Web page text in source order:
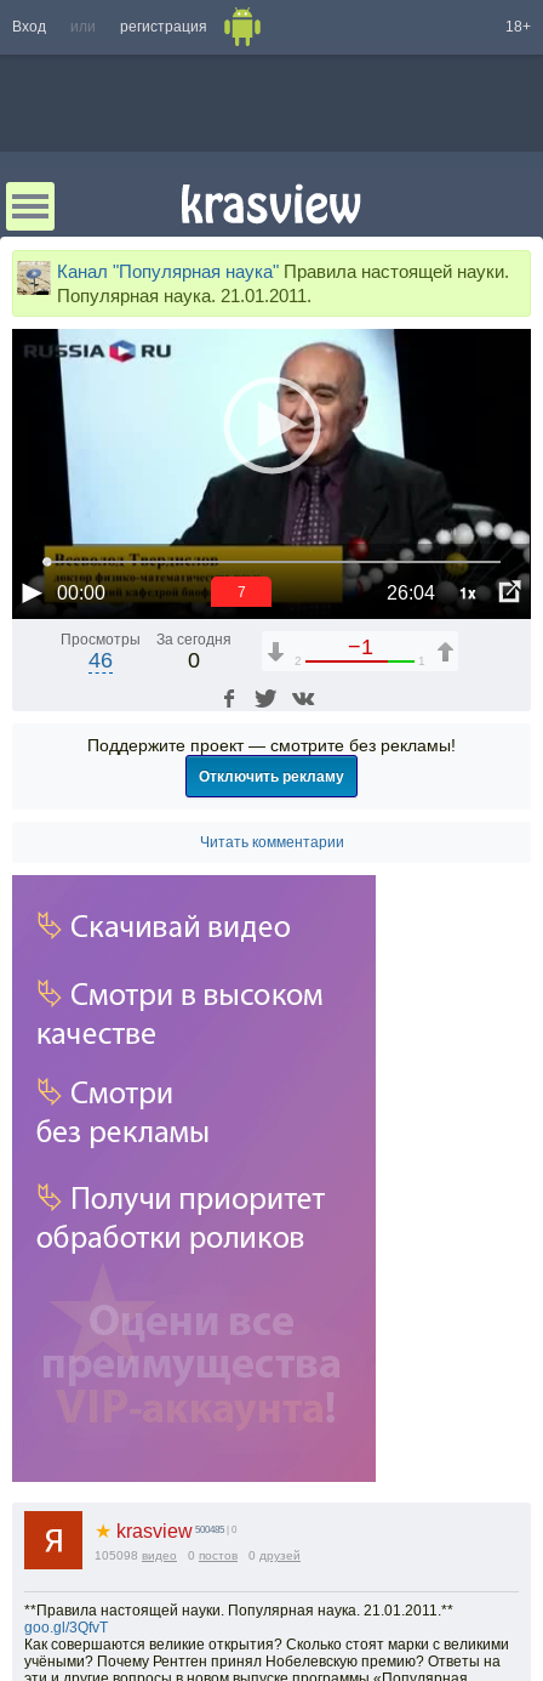
Вход или регистрация 18+
Канал "Популярная наука" Правила настоящей науки.
Популярная наука. 21.01.2011.
00:00 26:04 1x
6
Просмотры
46
За сегодня
0
−1
2 1
Поддержите проект — смотрите без рекламы!
Отключить рекламу
Читать комментарии
★ krasview 500485 | 0
105098 видео 0 постов 0 друзей
**Правила настоящей науки. Популярная наука. 21.01.2011.**
goo.gl/3QfvT
Как совершаются великие открытия? Сколько стоят марки с великими
учёными? Почему Рентген принял Нобелевскую премию? Ответы на